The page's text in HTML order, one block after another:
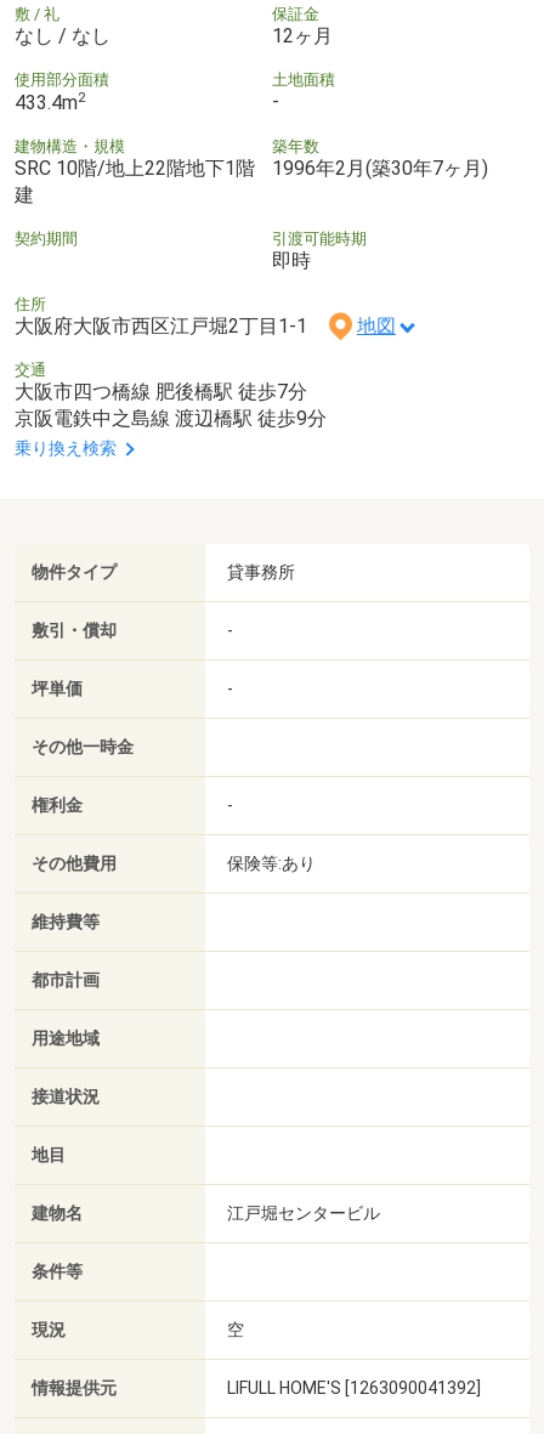
敷 / 礼
なし / なし
保証金
12ヶ月
使用部分面積
433.4m2
土地面積
-
建物構造・規模
SRC 10階/地上22階地下1階
建
築年数
1996年2月(築30年7ヶ月)
契約期間 引渡可能時期
即時
住所
大阪府大阪市西区江戸堀2丁目1-1 地図
交通
大阪市四つ橋線 肥後橋駅 徒歩7分
京阪電鉄中之島線 渡辺橋駅 徒歩9分
乗り換え検索
物件タイプ 貸事務所
敷引・償却 -
坪単価 -
その他一時金
権利金 -
その他費用 保険等:あり
維持費等
都市計画
用途地域
接道状況
地目
建物名 江戸堀センタービル
条件等
現況 空
情報提供元 LIFULL HOME'S [1263090041392]